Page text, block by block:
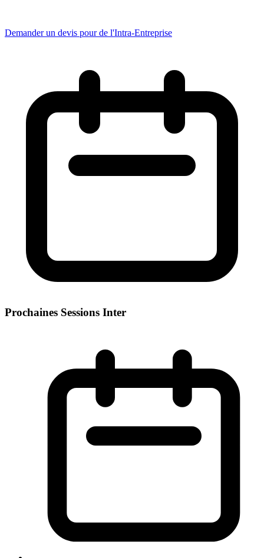
Demander un devis pour de l'Intra-Entreprise
Prochaines Sessions Inter